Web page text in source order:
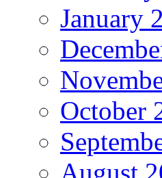
January
October
August